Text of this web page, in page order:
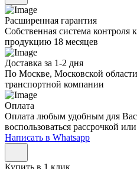
Расширенная гарантия
Собственная система контроля
продукцию 18 месяцев
Доставка за 1-2 дня
По Москве, Московской
транспортной компании
Оплата
Оплата любым удобным для
воспользоваться рассрочкой
Написать в Whatsapp
Купить в 1 клик